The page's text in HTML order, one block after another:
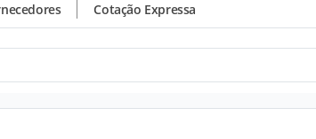
Cotação Expressa